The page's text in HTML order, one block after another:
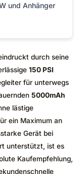
und Anhänger
durch seine
150 PSI
für unterwegs
5000mAh
lästige
ein Maximum an
Gerät bei
unterstützt, ist es
Kaufempfehlung,